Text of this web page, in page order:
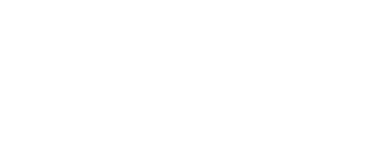
l’accès.
à votre look. Grâce à la diversité de